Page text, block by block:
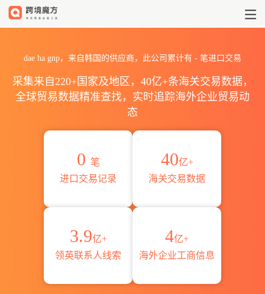
dae ha gnp，来自韩国的供应商，此公司累计有 - 笔进口交易
采集来自220+国家及地区，40亿+条海关交易数据，
全球贸易数据精准查找，实时追踪海外企业贸易动
态
0 笔
进口交易记录
40亿+
海关交易数据
3.9亿+
领英联系人线索
4亿+
海外企业工商信息